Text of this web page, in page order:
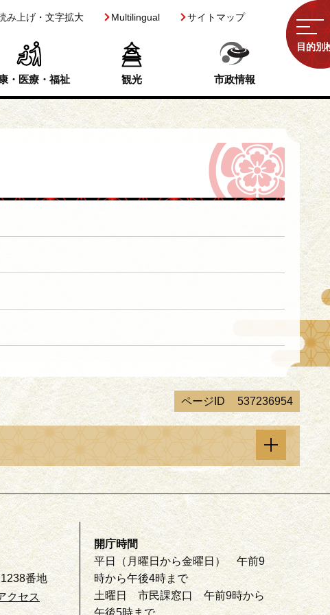
み上げ・文字拡大 Multilingual サイトマップ
・医療・福祉 観光 市政情報
目的別
ページID 537236954
番地
クセス
開庁時間
平日（月曜日から金曜日） 午前9
時から午後4時まで
土曜日 市民課窓口 午前9時から
午後5時まで